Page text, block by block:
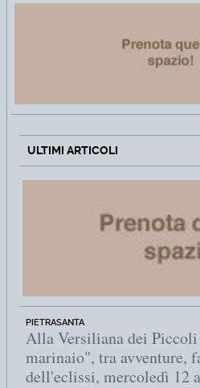
ULTIMI ARTICOLI
PIETRASANTA
Alla Versiliana dei
marinaio", tra avventure,
dell'eclissi, mercoledì 12